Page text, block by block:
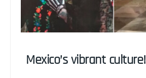
Mexico’s vibrant culture!